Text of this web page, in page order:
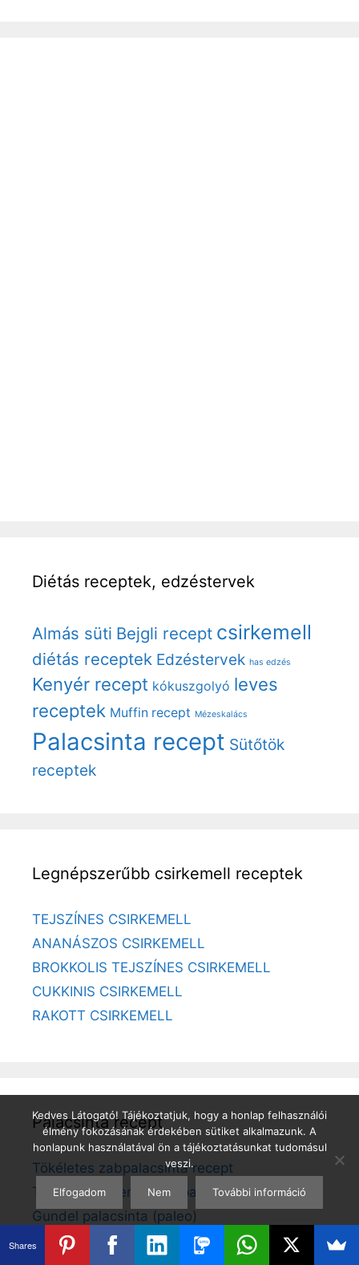
Diétás receptek, edzéstervek
Almás süti Bejgli recept csirkemell
diétás receptek Edzéstervek has edzés
Kenyér recept kókuszgolyó leves
receptek Muffin recept Mézeskalács
Palacsinta recept Sütőtök
receptek
Legnépszerűbb csirkemell receptek
TEJSZÍNES CSIRKEMELL
ANANÁSZOS CSIRKEMELL
BROKKOLIS TEJSZÍNES CSIRKEMELL
CUKKINIS CSIRKEMELL
RAKOTT CSIRKEMELL
Palacsinta recept
Tökéletes zabpalacsinta recept
Tökéletes amerikai zabpalacsinta recept
Gundel palacsinta (paleo)
Csúsztatott palacsinta
Kedves Látogató! Tájékoztatjuk, hogy a honlap felhasználói
élmény fokozásának érdekében sütiket alkalmazunk. A
honlapunk használatával ön a tájékoztatásunkat tudomásul
veszi.
Elfogadom Nem További információ
Shares